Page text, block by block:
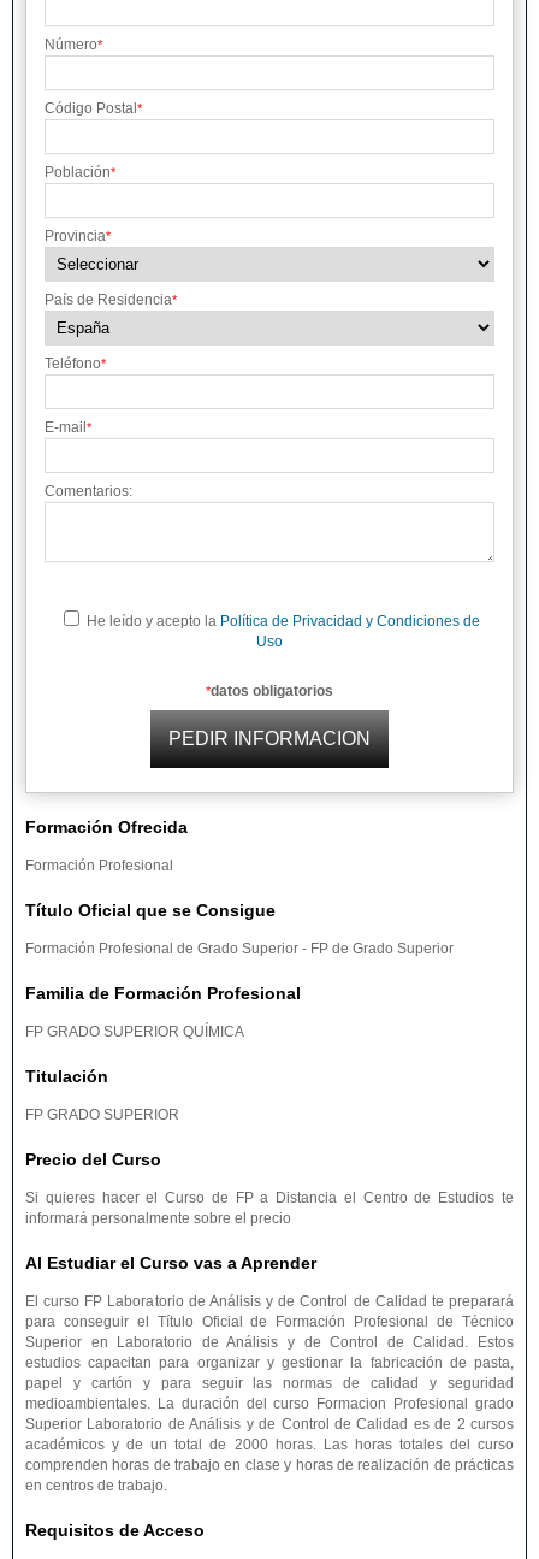
Número*
Código Postal *
Población*
Provincia*
País de Residencia*
Teléfono*
E-mail *
Comentarios:
He leído y acepto la Política de Privacidad y Condiciones de
Uso
*datos obligatorios
Formación Ofrecida
Formación Profesional
Título Oficial que se Consigue
Formación Profesional de Grado Superior - FP de Grado Superior
Familia de Formación Profesional
FP GRADO SUPERIOR QUÍMICA
Titulación
FP GRADO SUPERIOR
Precio del Curso
Si quieres hacer el Curso de FP a Distancia el Centro de Estudios te
informará personalmente sobre el precio
Al Estudiar el Curso vas a Aprender
El curso FP Laboratorio de Análisis y de Control de Calidad te preparará
para conseguir el Título Oficial de Formación Profesional de Técnico
Superior en Laboratorio de Análisis y de Control de Calidad. Estos
estudios capacitan para organizar y gestionar la fabricación de pasta,
papel y cartón y para seguir las normas de calidad y seguridad
medioambientales. La duración del curso Formacion Profesional grado
Superior Laboratorio de Análisis y de Control de Calidad es de 2 cursos
académicos y de un total de 2000 horas. Las horas totales del curso
comprenden horas de trabajo en clase y horas de realización de prácticas
en centros de trabajo.
Requisitos de Acceso